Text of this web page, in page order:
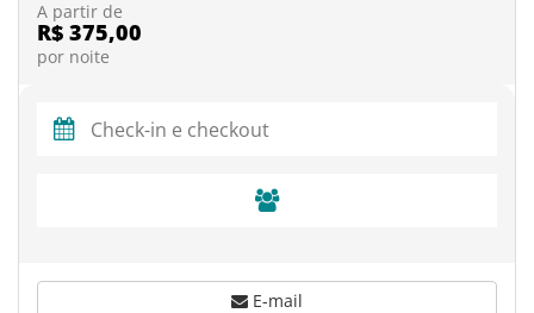
A partir de
R$ 375,00
por noite
E-mail